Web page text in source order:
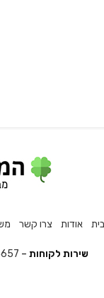
אודות צרו קשר
שירות לקוחות –